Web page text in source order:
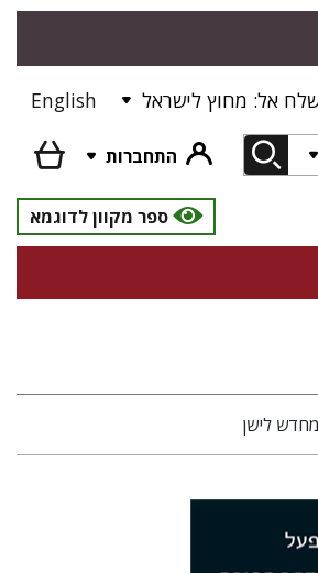
אל: מחוץ לישראל English
התחברות
ספר מקוון לדוגמא
מחדש לישן